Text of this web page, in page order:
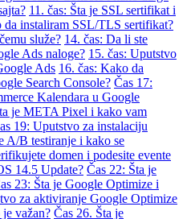
11. čas: Šta je SSL sertifikat i
da instaliram SSL/TLS sertifikat?
služe? 14. čas: Da li ste
Ads naloge? 15. čas: Uputstvo
Ads 16. čas: Kako da
Search Console? Čas 17:
Kalendara u Google
je META Pixel i kako vam
19: Uputstvo za instalaciju
A/B testiranje i kako se
domen i podesite evente
14.5 Update? Čas 22: Šta je
23: Šta je Google Optimize i
za aktiviranje Google Optimize
važan? Čas 26. Šta je